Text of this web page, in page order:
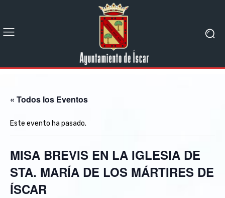
« Todos los Eventos
Este evento ha pasado.
MISA BREVIS EN LA IGLESIA DE
STA. MARÍA DE LOS MÁRTIRES DE
ÍSCAR